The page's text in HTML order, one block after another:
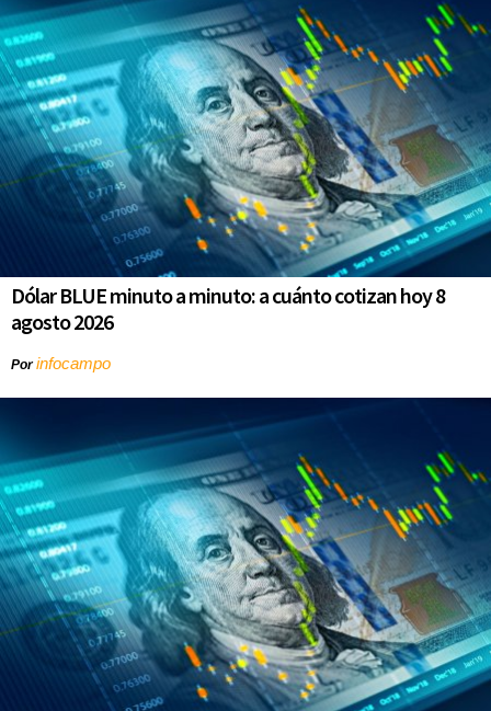
Dólar BLUE minuto a minuto: a cuánto cotizan hoy 8
agosto 2026
Porinfocampo